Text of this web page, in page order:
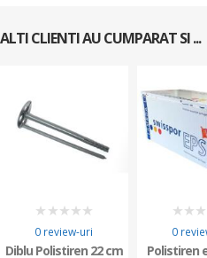
ALTI CLIENTI AU CUMPARAT SI ...
0 review-uri
Diblu Polistiren 22 cm
0
Polistiren